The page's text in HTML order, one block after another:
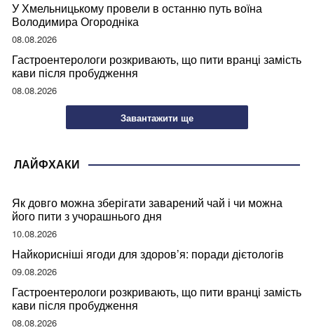
У Хмельницькому провели в останню путь воїна
Володимира Огородніка
08.08.2026
Гастроентерологи розкривають, що пити вранці замість
кави після пробудження
08.08.2026
Завантажити ще
ЛАЙФХАКИ
Як довго можна зберігати заварений чай і чи можна
його пити з учорашнього дня
10.08.2026
Найкорисніші ягоди для здоров’я: поради дієтологів
09.08.2026
Гастроентерологи розкривають, що пити вранці замість
кави після пробудження
08.08.2026